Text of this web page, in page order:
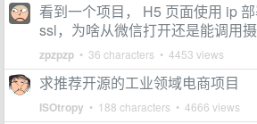
看到一个项目， H5 页面使用 ip
ssl，为啥从微信打开还是能调用摄
zpzpzp • 36 characters • 4453 views
求推荐开源的工业领域电商项目
ISOtropy • 188 characters • 4666 views